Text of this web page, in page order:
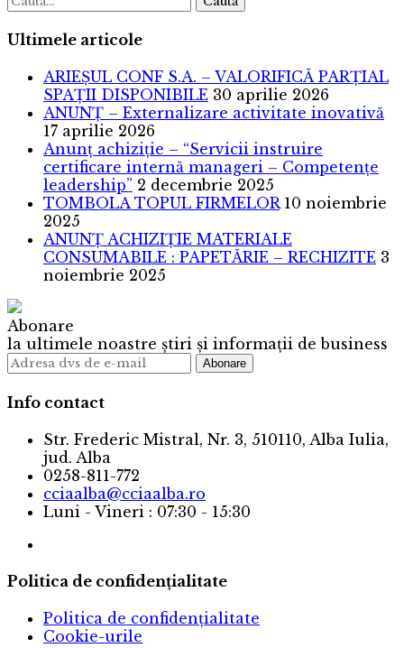
Ultimele articole
ARIEȘUL CONF S.A. – VALORIFICĂ PARȚIAL
SPAȚII DISPONIBILE 30 aprilie 2026
ANUNȚ – Externalizare activitate inovativă
17 aprilie 2026
Anunț achiziție – “Servicii instruire
certificare internă manageri – Competențe
leadership” 2 decembrie 2025
TOMBOLA TOPUL FIRMELOR 10 noiembrie
2025
ANUNȚ ACHIZIȚIE MATERIALE
CONSUMABILE : PAPETĂRIE – RECHIZITE 3
noiembrie 2025
Abonare
la ultimele noastre știri și informații de business
Info contact
Str. Frederic Mistral, Nr. 3, 510110, Alba Iulia,
jud. Alba
0258-811-772
cciaalba@cciaalba.ro
Luni - Vineri : 07:30 - 15:30
Politica de confidențialitate
Politica de confidențialitate
Cookie-urile